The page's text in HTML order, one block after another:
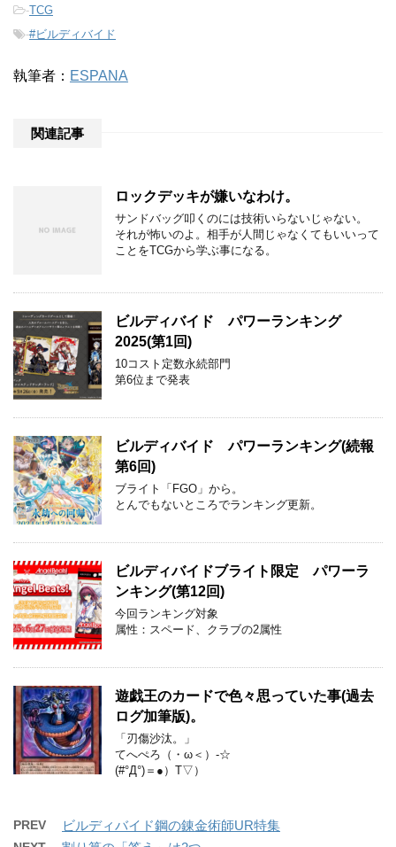
-TCG
-#ビルディバイド
執筆者： ESPANA
関連記事
ロックデッキが嫌いなわけ。
サンドバッグ叩くのには技術いらないじゃない。
それが怖いのよ。相手が人間じゃなくてもいいって
ことをTCGから学ぶ事になる。
ビルディバイド パワーランキング
2025(第1回)
10コスト定数永続部門
第6位まで発表
ビルディバイド パワーランキング(続報
第6回)
ブライト「FGO」から。
とんでもないところでランキング更新。
ビルディバイドブライト限定 パワーラ
ンキング(第12回)
今回ランキング対象
属性：スペード、クラブの2属性
遊戯王のカードで色々思っていた事(過去
ログ加筆版)。
「刃傷沙汰。」
てへぺろ（・ω＜）-☆
(#°Д°)＝●）T▽）
PREV ビルディバイド鋼の錬金術師UR特集